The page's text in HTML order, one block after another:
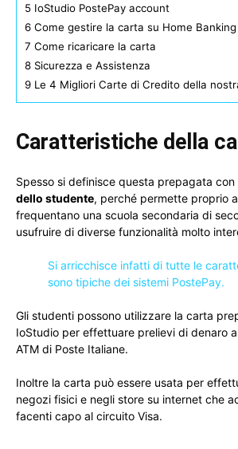
5 IoStudio PostePay account
6 Come gestire la carta su Home
7 Come ricaricare la carta
8 Sicurezza e Assistenza
9 Le 4 Migliori Carte di Credito della
Caratteristiche della
Spesso si definisce questa prepagata con
dello studente, perché permette proprio
frequentano una scuola secondaria di
usufruire di diverse funzionalità molto
Si arricchisce infatti di tutte le
sono tipiche dei sistemi PostePay.
Gli studenti possono utilizzare la carta
IoStudio per effettuare prelievi di denaro
ATM di Poste Italiane.
Inoltre la carta può essere usata per
negozi fisici e negli store su internet che
facenti capo al circuito Visa.